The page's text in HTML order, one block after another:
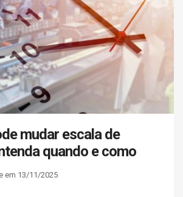
mudar escala de
quando e como
em 13/11/2025